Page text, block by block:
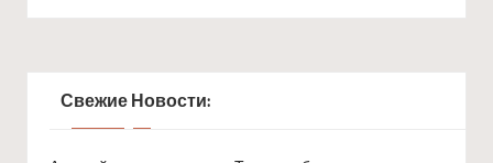
Свежие Новости: